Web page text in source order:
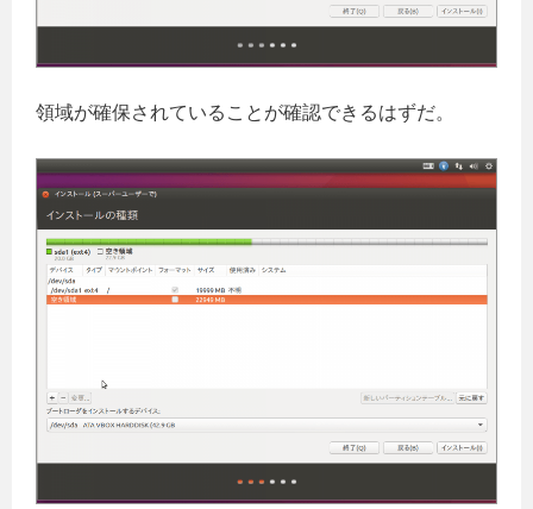
領域が確保されていることが確認できるはずだ。